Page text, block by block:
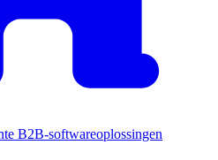
B2B-softwareoplossingen